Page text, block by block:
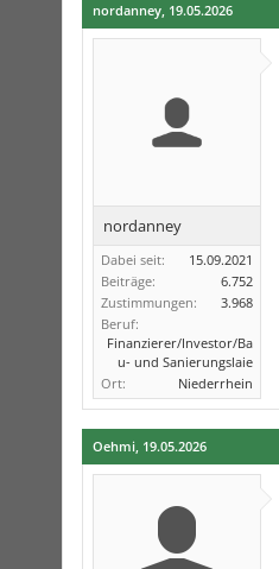
nordanney, 19.05.2026
nordanney
Dabei seit:
15.09.2021
Beiträge:
6.752
Zustimmungen:
3.968
Beruf:
Finanzierer/Investor/Ba
u- und Sanierungslaie
Ort:
Niederrhein
Oehmi, 19.05.2026